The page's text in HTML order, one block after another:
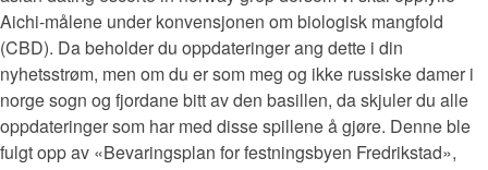
Aichi-målene under konvensjonen om biologisk mangfold
(CBD). Da beholder du oppdateringer ang dette i din
nyhetsstrøm, men om du er som meg og ikke russiske damer i
norge sogn og fjordane bitt av den basillen, da skjuler du alle
oppdateringer som har med disse spillene å gjøre. Denne ble
fulgt opp av «Bevaringsplan for festningsbyen Fredrikstad»,